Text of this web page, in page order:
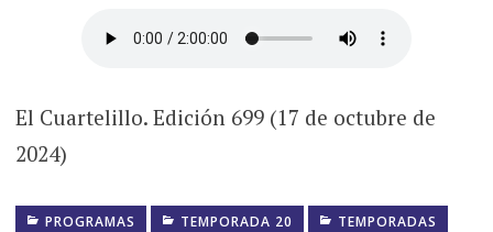
El Cuartelillo. Edición 699 (17 de octubre de
2024)
PROGRAMAS TEMPORADA 20
TEMPORADAS